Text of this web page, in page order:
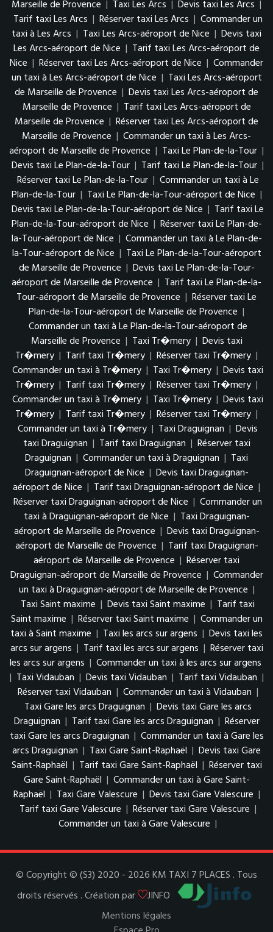
Marseille de Provence | Taxi Les Arcs | Devis taxi Les Arcs |
Tarif taxi Les Arcs | Réserver taxi Les Arcs | Commander un
taxi à Les Arcs | Taxi Les Arcs-aéroport de Nice | Devis taxi
Les Arcs-aéroport de Nice | Tarif taxi Les Arcs-aéroport de
Nice | Réserver taxi Les Arcs-aéroport de Nice | Commander
un taxi à Les Arcs-aéroport de Nice | Taxi Les Arcs-aéroport
de Marseille de Provence | Devis taxi Les Arcs-aéroport de
Marseille de Provence | Tarif taxi Les Arcs-aéroport de
Marseille de Provence | Réserver taxi Les Arcs-aéroport de
Marseille de Provence | Commander un taxi à Les Arcs-
aéroport de Marseille de Provence | Taxi Le Plan-de-la-Tour |
Devis taxi Le Plan-de-la-Tour | Tarif taxi Le Plan-de-la-Tour |
Réserver taxi Le Plan-de-la-Tour | Commander un taxi à Le
Plan-de-la-Tour | Taxi Le Plan-de-la-Tour-aéroport de Nice |
Devis taxi Le Plan-de-la-Tour-aéroport de Nice | Tarif taxi Le
Plan-de-la-Tour-aéroport de Nice | Réserver taxi Le Plan-de-
la-Tour-aéroport de Nice | Commander un taxi à Le Plan-de-
la-Tour-aéroport de Nice | Taxi Le Plan-de-la-Tour-aéroport
de Marseille de Provence | Devis taxi Le Plan-de-la-Tour-
aéroport de Marseille de Provence | Tarif taxi Le Plan-de-la-
Tour-aéroport de Marseille de Provence | Réserver taxi Le
Plan-de-la-Tour-aéroport de Marseille de Provence |
Commander un taxi à Le Plan-de-la-Tour-aéroport de
Marseille de Provence | Taxi Tr�mery | Devis taxi
Tr�mery | Tarif taxi Tr�mery | Réserver taxi Tr�mery |
Commander un taxi à Tr�mery | Taxi Tr�mery | Devis taxi
Tr�mery | Tarif taxi Tr�mery | Réserver taxi Tr�mery |
Commander un taxi à Tr�mery | Taxi Tr�mery | Devis taxi
Tr�mery | Tarif taxi Tr�mery | Réserver taxi Tr�mery |
Commander un taxi à Tr�mery | Taxi Draguignan | Devis
taxi Draguignan | Tarif taxi Draguignan | Réserver taxi
Draguignan | Commander un taxi à Draguignan | Taxi
Draguignan-aéroport de Nice | Devis taxi Draguignan-
aéroport de Nice | Tarif taxi Draguignan-aéroport de Nice |
Réserver taxi Draguignan-aéroport de Nice | Commander un
taxi à Draguignan-aéroport de Nice | Taxi Draguignan-
aéroport de Marseille de Provence | Devis taxi Draguignan-
aéroport de Marseille de Provence | Tarif taxi Draguignan-
aéroport de Marseille de Provence | Réserver taxi
Draguignan-aéroport de Marseille de Provence | Commander
un taxi à Draguignan-aéroport de Marseille de Provence |
Taxi Saint maxime | Devis taxi Saint maxime | Tarif taxi
Saint maxime | Réserver taxi Saint maxime | Commander un
taxi à Saint maxime | Taxi les arcs sur argens | Devis taxi les
arcs sur argens | Tarif taxi les arcs sur argens | Réserver taxi
les arcs sur argens | Commander un taxi à les arcs sur argens
| Taxi Vidauban | Devis taxi Vidauban | Tarif taxi Vidauban |
Réserver taxi Vidauban | Commander un taxi à Vidauban |
Taxi Gare les arcs Draguignan | Devis taxi Gare les arcs
Draguignan | Tarif taxi Gare les arcs Draguignan | Réserver
taxi Gare les arcs Draguignan | Commander un taxi à Gare les
arcs Draguignan | Taxi Gare Saint-Raphaël | Devis taxi Gare
Saint-Raphaël | Tarif taxi Gare Saint-Raphaël | Réserver taxi
Gare Saint-Raphaël | Commander un taxi à Gare Saint-
Raphaël | Taxi Gare Valescure | Devis taxi Gare Valescure |
Tarif taxi Gare Valescure | Réserver taxi Gare Valescure |
Commander un taxi à Gare Valescure |
© Copyright © (S3) 2020 - 2026 KM TAXI 7 PLACES . Tous
droits réservés . Création par
JINFO
Mentions légales